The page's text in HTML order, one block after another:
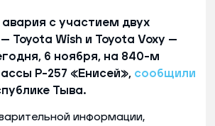
с участием двух
Toyota Wish и Toyota Voxy —
6 ноября, на 840-м
Р-257 «Енисей», сообщили
Тыва.
информации,